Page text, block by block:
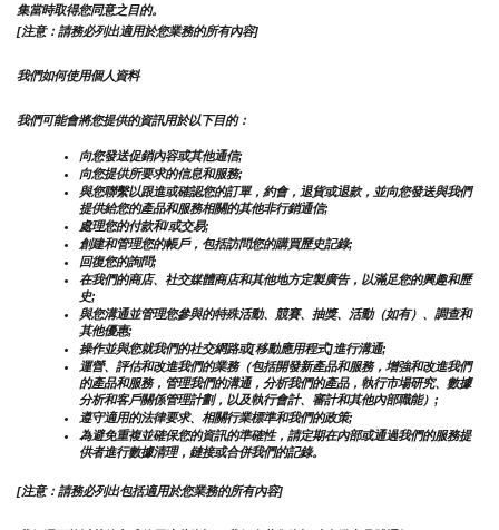
集當時取得您同意之目的。
[注意：請務必列出適用於您業務的所有內容]
我們如何使用個人資料
我們可能會將您提供的資訊用於以下目的：
向您發送促銷內容或其他通信;
向您提供所要求的信息和服務;
與您聯繫以跟進或確認您的訂單，約會，退貨或退款，並向您發送與我們
提供給您的產品和服務相關的其他非行銷通信;
處理您的付款和/或交易;
創建和管理您的帳戶，包括訪問您的購買歷史記錄;
回復您的詢問;
在我們的商店、社交媒體商店和其他地方定製廣告，以滿足您的興趣和歷
史;
與您溝通並管理您參與的特殊活動、競賽、抽獎、活動（如有）、調查和
其他優惠;
操作並與您就我們的社交網路或[移動應用程式]進行溝通;
運營、評估和改進我們的業務（包括開發新產品和服務，增強和改進我們
的產品和服務，管理我們的溝通，分析我們的產品，執行市場研究、數據
分析和客戶關係管理計劃，以及執行會計、審計和其他內部職能）;
遵守適用的法律要求、相關行業標準和我們的政策;
為避免重複並確保您的資訊的準確性，請定期在內部或通過我們的服務提
供者進行數據清理，鏈接或合併我們的記錄。
[注意：請務必列出包括適用於您業務的所有內容]